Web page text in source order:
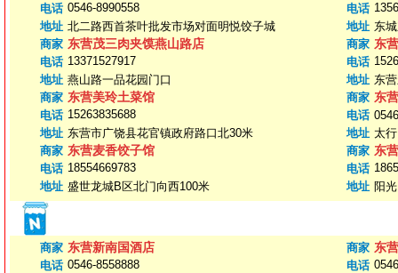
电话 0546-8990558
地址 北二路西首茶叶批发市场对面明悦饺子城
电话
地址 东
商家 东营茂三肉夹馍燕山路店
电话 13371527917
地址 燕山路一品花园门口
商家 东
电话
地址 东
商家 东营美玲土菜馆
电话 15263835688
地址 东营市广饶县花官镇政府路口北30米
商家 东
电话
地址 太
商家 东营麦香饺子馆
电话 18554669783
地址 盛世龙城B区北门向西100米
商家 东
电话
地址 阳
商家 东营新南国酒店
电话 0546-8558888
商家 东
电话